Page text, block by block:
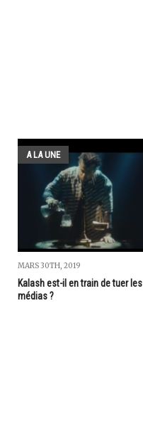
A LA UNE
MARS 30TH, 2019
Kalash est-il en train de tuer les
médias ?